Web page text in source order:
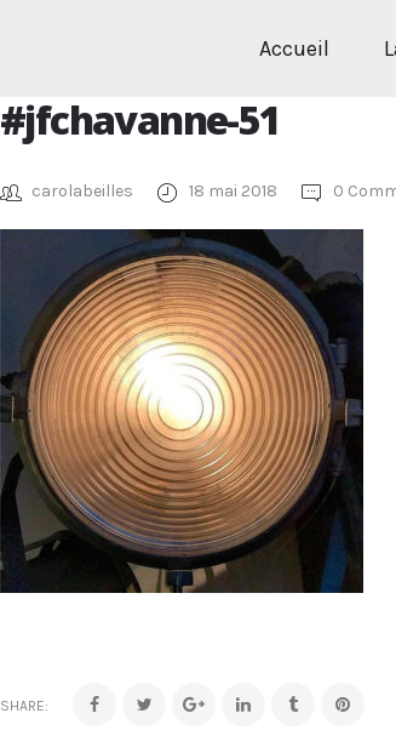
Accueil
#jfchavanne-51
carolabeilles 18 mai 2018 0
SHARE: